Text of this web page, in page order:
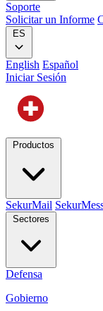
Soporte
Solicitar un Informe
ES
English Español
Iniciar Sesión
Productos
SekurMail
Sectores
Defensa
Gobierno